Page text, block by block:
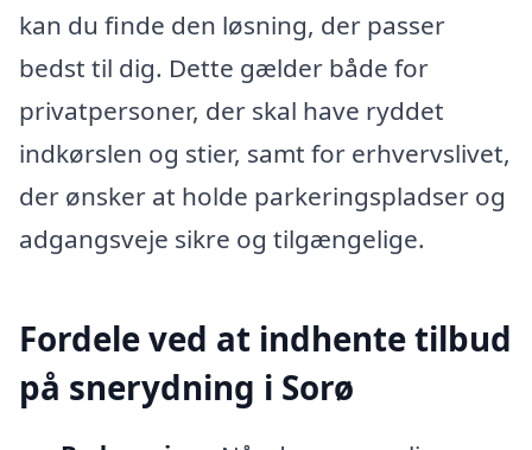
kan du finde den løsning, der passer
bedst til dig. Dette gælder både for
privatpersoner, der skal have ryddet
indkørslen og stier, samt for erhvervslivet,
der ønsker at holde parkeringspladser og
adgangsveje sikre og tilgængelige.
Fordele ved at indhente tilbud
på snerydning i Sorø